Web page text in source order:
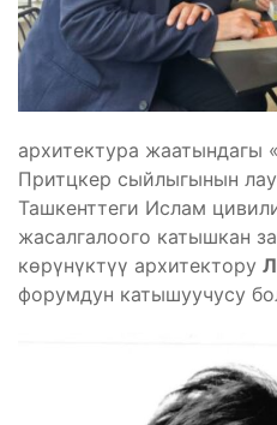
архитектура жаатындагы
Притцкер сыйлыгынын
Ташкенттеги Ислам
жасалгалоого катышкан
көрүнүктүү архитектору
форумдун катышуучусу